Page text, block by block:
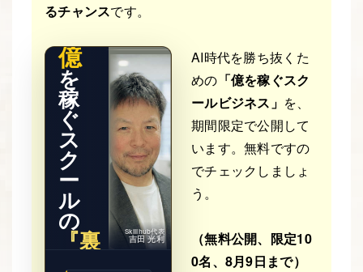
るチャンスです。
億
を
稼
ぐ
ス
ク
ー
ル
の
『裏 Skillhub代表
吉田 光利
AI時代を勝ち抜くた
めの 「億を稼ぐスク
ールビジネス」 を、
期間限定で公開して
います。無料ですの
でチェックしましょ
う。
（無料公開、限定10
0名、8月9日まで）